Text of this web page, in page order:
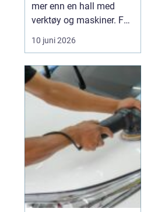
mer enn en hall med
verktøy og maskiner. For
mange bedrifter er
verkstedet selve
gjør at produksjon,
anleggsdrift og transport
ikke stopper opp. Her k...
10 juni 2026